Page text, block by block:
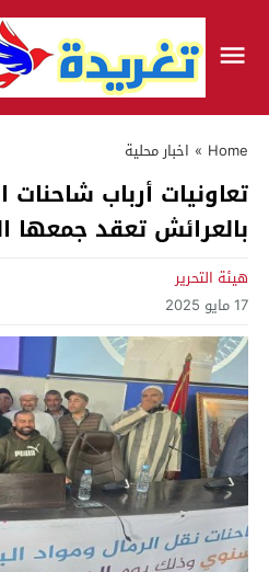
Home
» اخبار محلية
تعاونيات أرباب شاحنات
بالعرائش تعقد جمعها
هيئة التحرير
17 مايو 2025